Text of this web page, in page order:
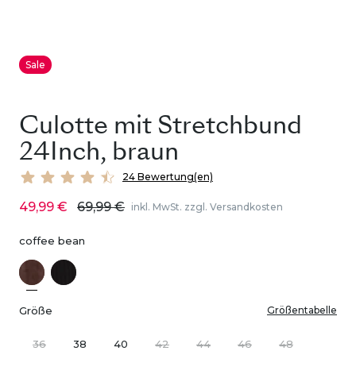
Sale
Culotte mit Stretchbund
24Inch, braun
24 Bewertung(en)
49,99 € 69,99 € inkl. MwSt. zzgl. Versandkosten
coffee bean
Größe Größentabelle
36 38 40 42 44 46 48